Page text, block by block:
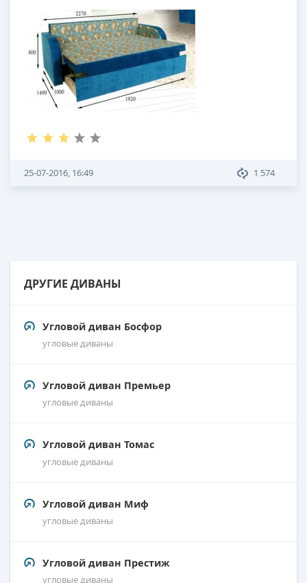
1 574
25-07-2016, 16:49
ДРУГИЕ ДИВАНЫ
Угловой диван Босфор
угловые диваны
Угловой диван Премьер
угловые диваны
Угловой диван Томас
угловые диваны
Угловой диван Миф
угловые диваны
Угловой диван Престиж
угловые диваны